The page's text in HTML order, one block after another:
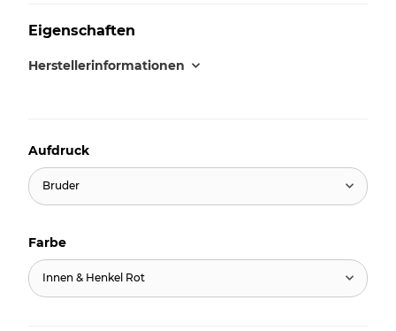
Eigenschaften
Herstellerinformationen
Aufdruck
Bruder
Farbe
Innen & Henkel Rot